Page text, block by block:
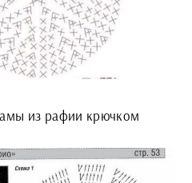
из рафии крючком